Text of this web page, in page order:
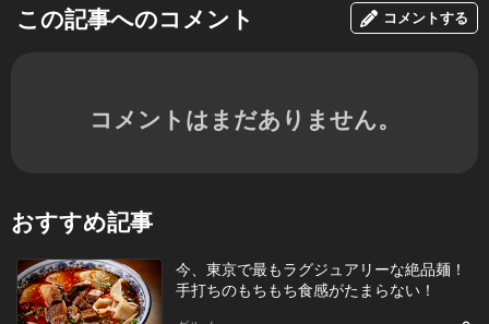
この記事へのコメント コメントする
コメントはまだありません。
おすすめ記事
今、東京で最もラグジュアリーな絶品麺！
手打ちのもちもち食感がたまらない！